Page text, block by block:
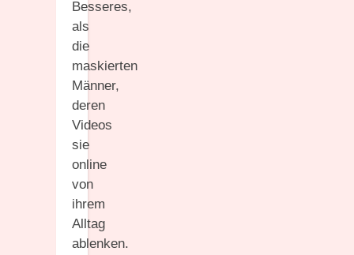
Besseres,
als
die
maskierten
Männer,
deren
Videos
sie
online
von
ihrem
Alltag
ablenken.